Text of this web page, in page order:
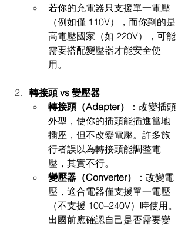
若你的充電器只支援單一電壓
（例如僅 110V），而你到的是
高電壓國家（如 220V），可能
需要搭配變壓器才能安全使
用。
轉接頭 vs 變壓器
轉接頭（Adapter）
：改變插頭
外型，使你的插頭能插進當地
插座，但不改變電壓。許多旅
行者誤以為轉接頭能調整電
壓，其實不行。
變壓器（Converter）
：改變電
壓，適合電器僅支援單一電壓
（不支援 100–240V）時使用。
出國前應確認自己是否需要變